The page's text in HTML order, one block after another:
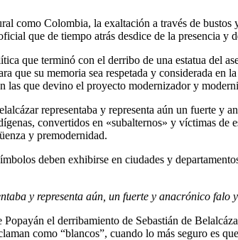
como Colombia, la exaltación a través de
que de tiempo atrás desdice de la presencia y
que terminó con el derribo de una estatua del
que su memoria sea respetada y considerada en
las que devino el proyecto modernizador y
representaba y representa aún un fuerte
convertidos en «subalternos» y víctimas
y premodernidad.
deben exhibirse en ciudades y
y representa aún, un fuerte y anacrónico
el derribamiento de Sebastián de
como “blancos”, cuando lo más seguro es